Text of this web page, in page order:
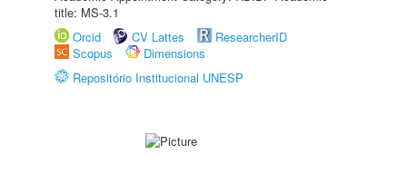
title: MS-3.1
Orcid
CV Lattes
ResearcherID
Scopus
Dimensions
Repositório Institucional UNESP